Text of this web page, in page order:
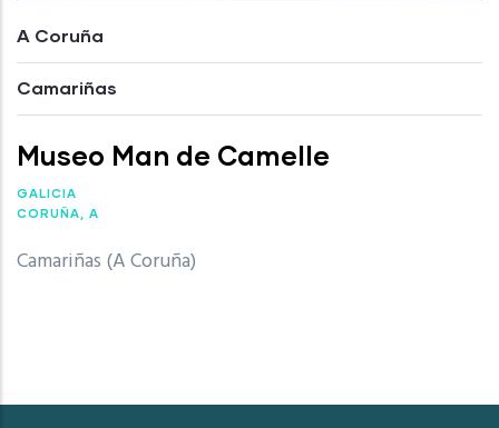
A Coruña
Camariñas
Museo Man de Camelle
GALICIA
CORUÑA, A
Camariñas (A Coruña)